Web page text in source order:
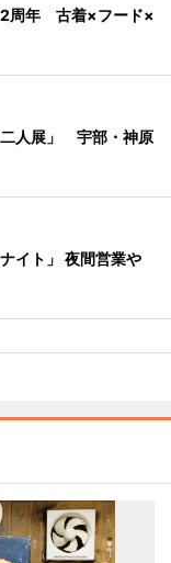
2周年 古着×フード×
二人展」 宇部・神原
イト」 夜間営業や